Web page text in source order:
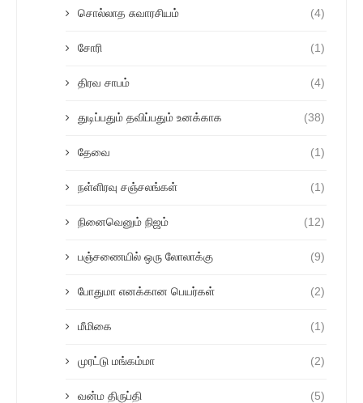
சொல்லாத சுவாரசியம் (4)
சோரி (1)
திரவ சாபம் (4)
துடிப்பதும் தவிப்பதும் உனக்காக (38)
தேவை (1)
நள்ளிரவு சஞ்சலங்கள் (1)
நினைவெனும் நிஜம் (12)
பஞ்சணையில் ஒரு லோலாக்கு (9)
போதுமா எனக்கான பெயர்கள் (2)
மீமிகை (1)
முரட்டு மங்கம்மா (2)
வன்ம திருப்தி (5)